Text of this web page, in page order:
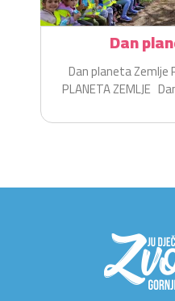
Dan
Dan planeta Zemlje PČELICE OBILJEŽILE DAN
PLANETA ZEMLJE Danas smo u skupini Pčelice